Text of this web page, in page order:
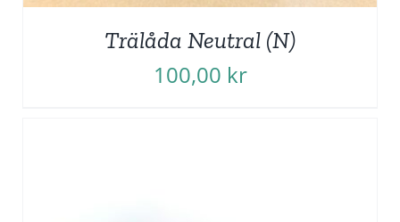
Trälåda Neutral (N)
100,00 kr